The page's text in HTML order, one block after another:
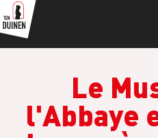
Skip
to
main
Le
l'Abbaye